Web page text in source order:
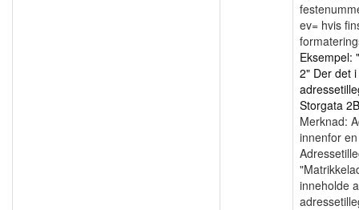
ev= hvis
Eksempel:
2" Der det
Storgata
Merknad:
innenfor
inneholde